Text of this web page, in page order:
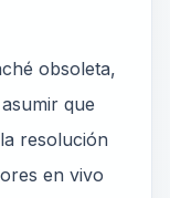
obsoleta,
que
resolución
en vivo